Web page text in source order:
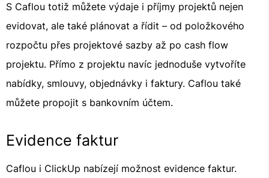
S Caflou totiž můžete výdaje i příjmy projektů nejen
evidovat, ale také plánovat a řídit – od položkového
rozpočtu přes projektové sazby až po cash flow
projektu. Přímo z projektu navíc jednoduše vytvoříte
nabídky, smlouvy, objednávky i faktury. Caflou také
můžete propojit s bankovním účtem.
Evidence faktur
Caflou i ClickUp nabízejí možnost evidence faktur.